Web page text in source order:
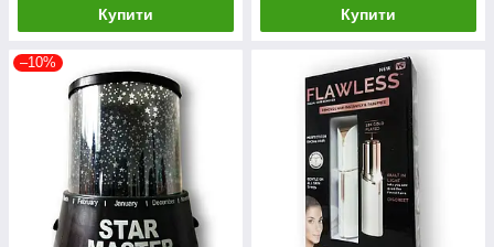
Купити Купити
–10%